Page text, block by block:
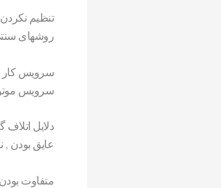
تنظیم
روشهای
سرویس کار
سرویس
دلايل
عایق بودن
متفاوت